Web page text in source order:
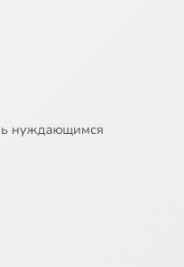
нуждающимся